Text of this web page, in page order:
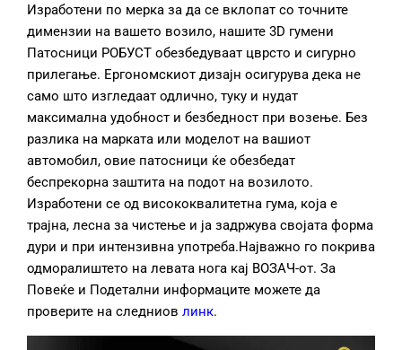
Изработени по мерка за да се вклопат со точните
димензии на вашето возило, нашите 3D гумени
Патосници РОБУСТ обезбедуваат цврсто и сигурно
прилегање. Ергономскиот дизајн осигурува дека не
само што изгледаат одлично, туку и нудат
максимална удобност и безбедност при возење. Без
разлика на марката или моделот на вашиот
автомобил, овие патосници ќе обезбедат
беспрекорна заштита на подот на возилото.
Изработени се од висококвалитетна гума, која е
трајна, лесна за чистење и ја задржува својата форма
дури и при интензивна употреба.Најважно го покрива
одморалиштето на левата нога кај ВОЗАЧ-от. За
Повеќе и Подетални информаците можете да
проверите на следниов линк.